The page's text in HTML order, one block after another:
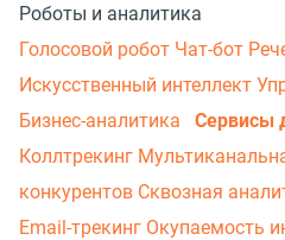
Роботы и аналитика
Голосовой робот Чат-бот
Искусственный интеллект
Бизнес-аналитика
Сервисы
Коллтрекинг
конкурентов Сквозная
Email-трекинг Окупаемость